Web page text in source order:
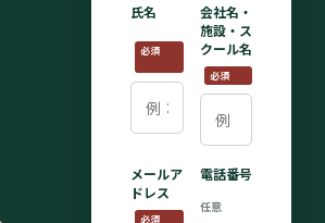
氏名
必須
会社名・
施設・ス
クール名
必須
メールア
ドレス
必須
電話番号
任意